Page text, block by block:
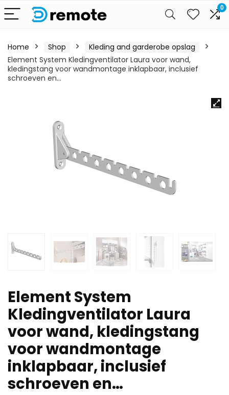
0
Home Shop
Kleding and garderobe opslag
Element System Kledingventilator Laura voor wand,
kledingstang voor wandmontage inklapbaar, inclusief
schroeven en…
Element System
Kledingventilator Laura
voor wand, kledingstang
voor wandmontage
inklapbaar, inclusief
schroeven en…